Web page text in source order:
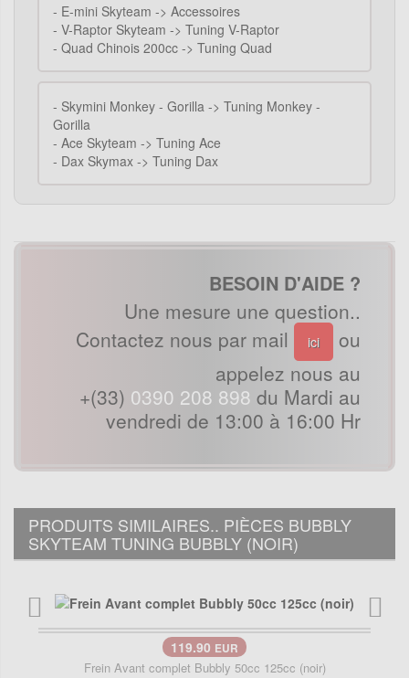
- E-mini Skyteam -> Accessoires
- V-Raptor Skyteam -> Tuning V-Raptor
- Quad Chinois 200cc -> Tuning Quad
- Skymini Monkey - Gorilla -> Tuning Monkey -
Gorilla
- Ace Skyteam -> Tuning Ace
- Dax Skymax -> Tuning Dax
BESOIN D'AIDE ?
Une mesure une question..
Contactez nous par mail
ici
ou
appelez nous au
+(33) 0390 208 898 du Mardi au
vendredi de 13:00 à 16:00 Hr
PRODUITS SIMILAIRES.. PIÈCES BUBBLY
SKYTEAM TUNING BUBBLY (NOIR)
119.90 EUR
Frein Avant complet Bubbly 50cc 125cc (noir)